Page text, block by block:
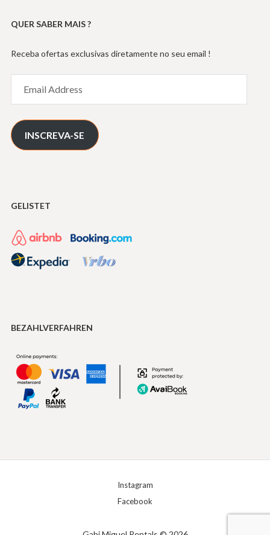
QUER SABER MAIS ?
Receba ofertas exclusivas diretamente no seu email !
Address
INSCREVA-SE
GELISTET
BEZAHLVERFAHREN
Instagram
Facebook